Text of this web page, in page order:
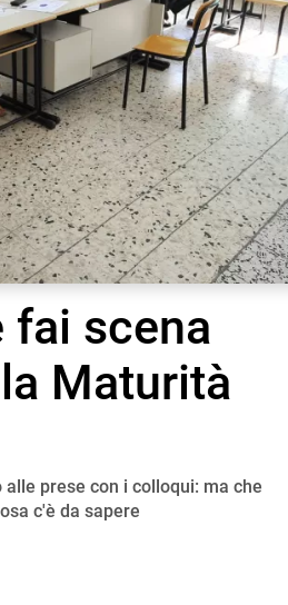
fai scena
Maturità
prese con i colloqui: ma che
c'è da sapere